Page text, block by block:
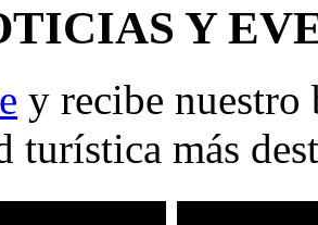
Y
y recibe nuestro
turística más